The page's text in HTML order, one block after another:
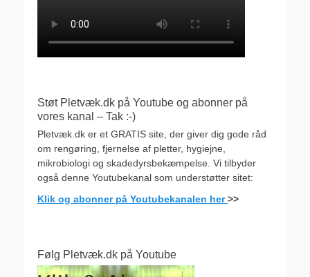
Støt Pletvæk.dk på Youtube og abonner på
vores kanal – Tak :-)
Pletvæk.dk er et GRATIS site, der giver dig gode råd
om rengøring, fjernelse af pletter, hygiejne,
mikrobiologi og skadedyrsbekæmpelse. Vi tilbyder
også denne Youtubekanal som understøtter sitet:
Klik og abonner på Youtubekanalen her>>
Følg Pletvæk.dk på Youtube